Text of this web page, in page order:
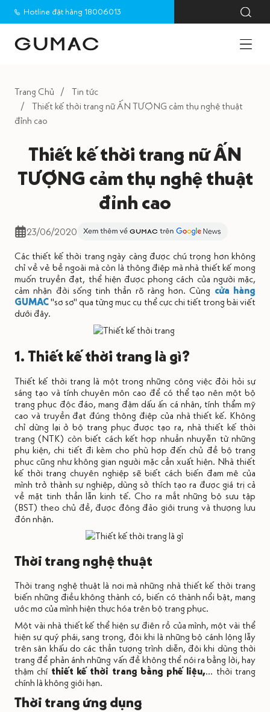
Hotline đặt hàng 18006013
Trang Chủ
Tin tức
Thiết kế thời trang nữ ẤN TƯỢNG cảm thụ nghệ thuật
đỉnh cao
Thiết kế thời trang nữ ẤN
TƯỢNG cảm thụ nghệ thuật
đỉnh cao
23/06/2020
Các thiết kế thời trang ngày càng được chú trọng hơn không
chỉ về vẻ bề ngoài mà còn là thông điệp mà nhà thiết kế mong
muốn truyền đạt, thể hiện được phong cách của người mặc,
cảm nhận đời sống tinh thần rõ ràng hơn. Cùng cửa hàng
GUMAC"sơ sơ" qua từng mục cụ thể cực chi tiết trong bài viết
dưới đây.
1. Thiết kế thời trang là gì?
Thiết kế thời trang là một trong những công việc đòi hỏi sự
sáng tạo và tính chuyên môn cao để có thể tạo nên một bộ
trang phục độc đáo, mang đậm dấu ấn cá nhân, tính thẩm mỹ
cao và truyền đạt đúng thông điệp của nhà thiết kế. Không
chỉ dừng lại ở bộ trang phục được tạo ra, nhà thiết kế thời
trang (NTK) còn biết cách kết hợp nhuần nhuyễn từ những
phụ kiện, chi tiết đi kèm cho phù hợp đến chủ đề bộ trang
phục cũng như không gian người mặc cần xuất hiện. Nhà thiết
kế thời trang chuyên nghiệp sẽ biết cách biến đam mê của
mình trở thành sự nghiệp, dùng sở thích tạo ra được giá trị cả
về mặt tinh thần lẫn kinh tế. Cho ra mắt những bộ sưu tập
(BST) theo chủ đề, được đông đảo giới trung và thượng lưu
đón nhận.
Thời trang nghệ thuật
Thời trang nghệ thuật là nơi mà những nhà thiết kế thời trang
biến những điều không thành có, biến có thành nổi bật, mang
ước mơ của mình hiện thực hóa trên bộ trang phục.
Một vài nhà thiết kế thể hiện sự điên rồ của mình, một vài thể
hiện sự quý phái, sang trọng, đôi khi là những bộ cánh lộng lẫy
trên sân khấu do các thần tượng trình diễn, đôi khi dùng thời
trang để phản ánh những vấn đề không thể nói ra bằng lời, hay
thậm chí thiết kế thời trang bằng phế liệu,... thời trang
chính là không giới hạn.
Thời trang ứng dụng